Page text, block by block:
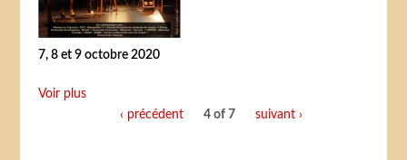
7, 8 et 9 octobre 2020
Voir plus
‹ précédent
4 of 7 suivant ›